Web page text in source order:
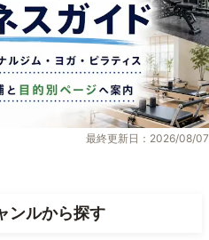
最終更新日：2026/08/07
ンルから探す